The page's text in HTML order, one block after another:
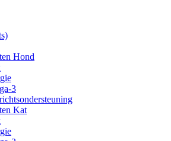
Hond
3
Kat